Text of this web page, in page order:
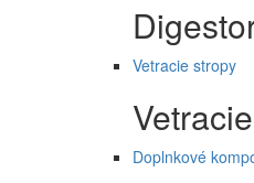
Vetracie stropy
Doplnkové